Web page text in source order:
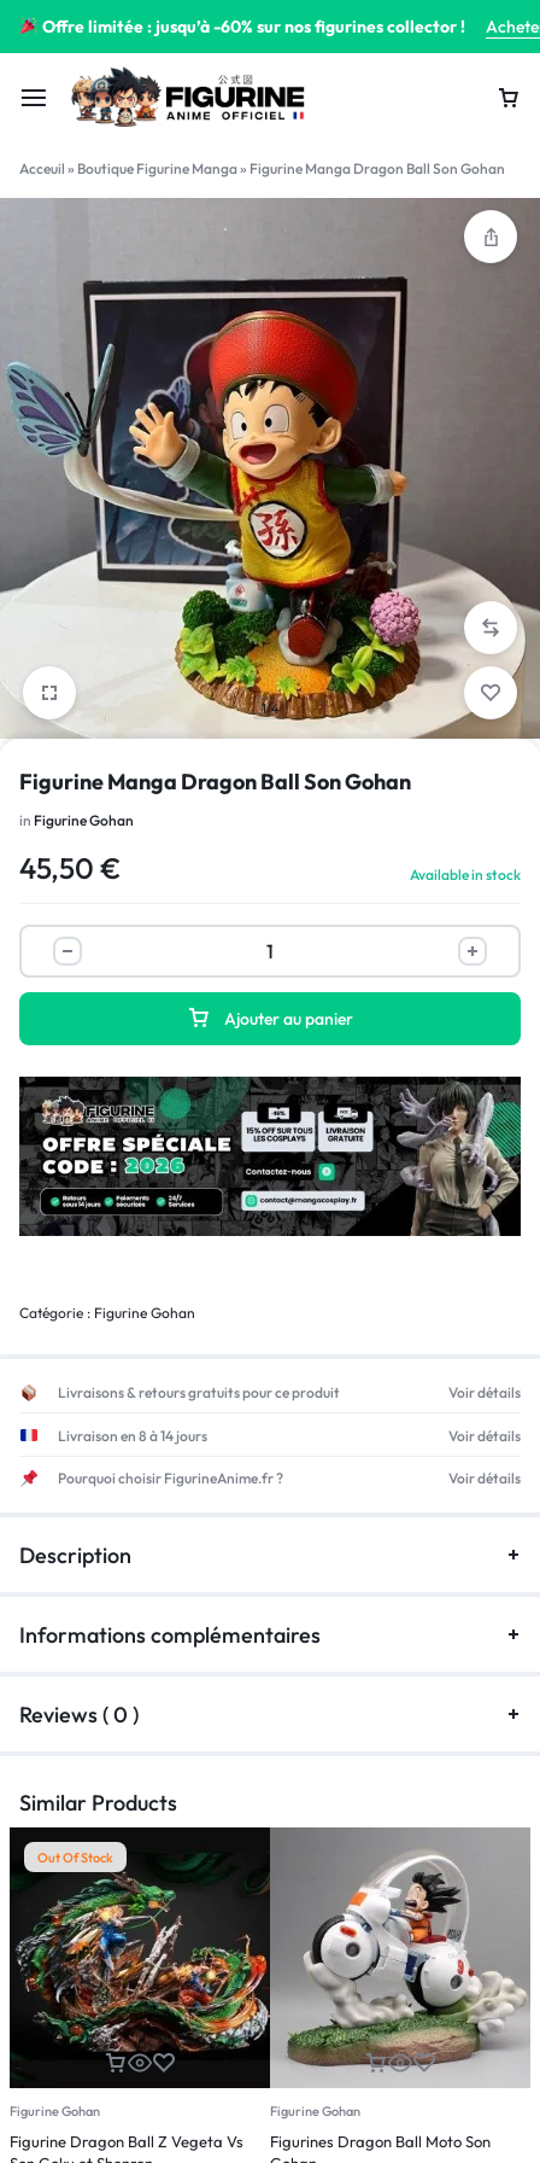
Offre limitée : jusqu’à -60% sur nos figurines collector !
Acceuil » Boutique Figurine Manga» Figurine Manga Dragon Ball Son Gohan
1/4
Figurine Manga Dragon Ball Son Gohan
in Figurine Gohan
45,50 € Available in stock
Ajouter au panier
Catégorie : Figurine Gohan
Livraisons & retours gratuits pour ce produit Voir détails
Livraison en 8 à 14 jours Voir détails
Pourquoi choisir FigurineAnime.fr ? Voir détails
Description
Informations complémentaires
Reviews ( 0 )
Similar Products
Out Of Stock
Figurine Gohan
Figurine Dragon Ball Z Vegeta Vs
Figurine Gohan
Figurines Dragon Ball Moto Son